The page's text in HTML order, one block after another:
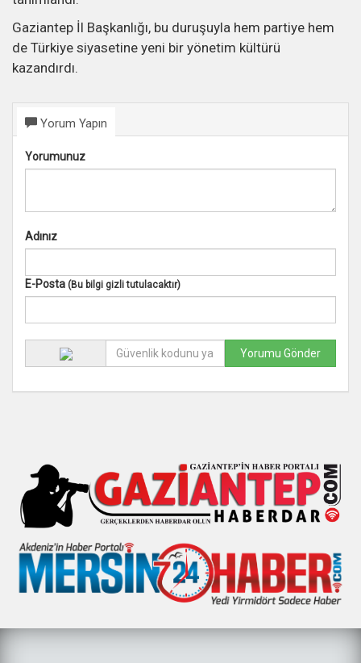
Gaziantep İl Başkanlığı, bu duruşuyla hem partiye hem
de Türkiye siyasetine yeni bir yönetim kültürü
kazandırdı.
Yorum Yapın
Yorumunuz
Adınız
E-Posta (Bu bilgi gizli tutulacaktır)